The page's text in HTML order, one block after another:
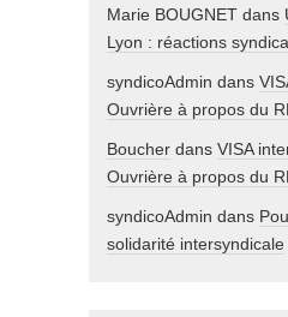
Marie BOUGNET dans
Lyon : réactions
syndicoAdmin dans
Ouvrière à propos du
Boucher dans VISA
Ouvrière à propos du
syndicoAdmin dans
solidarité intersyndicale